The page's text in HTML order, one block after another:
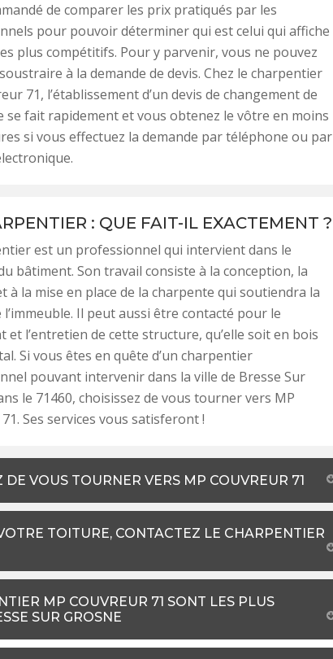
de comparer les prix pratiqués par les
pour pouvoir déterminer qui est celui qui affiche
plus compétitifs. Pour y parvenir, vous ne pouvez
à la demande de devis. Chez le charpentier
71, l’établissement d’un devis de changement de
se fait rapidement et vous obtenez le vôtre en moins
si vous effectuez la demande par téléphone ou par
: QUE FAIT-IL EXACTEMENT ?
est un professionnel qui intervient dans le
bâtiment. Son travail consiste à la conception, la
à la mise en place de la charpente qui soutiendra la
Il peut aussi être contacté pour le
et l’entretien de cette structure, qu’elle soit en bois
Si vous êtes en quête d’un charpentier
pouvant intervenir dans la ville de Bresse Sur
le 71460, choisissez de vous tourner vers MP
Ses services vous satisferont !
VOUS TOURNER VERS MP COUVREUR 71
TOITURE, CONTACTEZ LE CHARPENTIER
MP COUVREUR 71 SONT LES PLUS
SUR GROSNE